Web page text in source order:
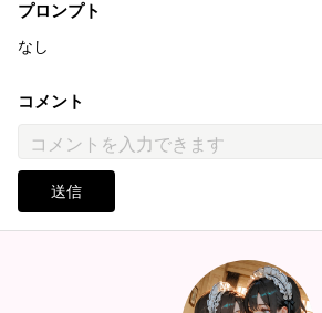
プロンプト
なし
コメント
送信